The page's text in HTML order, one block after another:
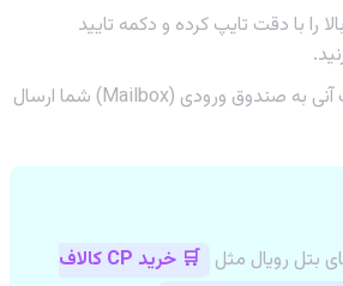
را با دقت تایپ کرده و دکمه تایید
جوایز به صورت آنی به صندوق ورودی (Mailbox) شما ارسال
بتل رویال مثل
🛒 خرید CP کالاف